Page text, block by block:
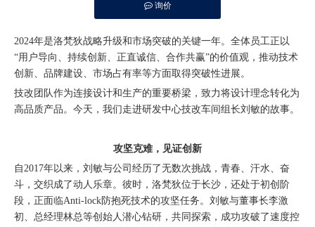
询价
["facebook","twitter","line","wechat","linkedin","pinterest","whatsapp"]
2024年是洛梵狄战略升级和市场突破的关键一年。全体员工正以
“用户导向、持续创新、正直诚信、合作共赢”的价值观，推动技术
创新、品牌建设、市场占有率等方面取得突破性进展。
技改团队作为连接设计和生产的重要桥梁，致力将设计理念转化为
高品质产品。今天，我们走进研发中心技改车间组长刘敏的故事。
攻坚克难，见证创新
自2017年以来，刘敏与公司经历了无数次挑战，青春、汗水、奋
斗，交织成了动人乐章。彼时，洛梵狄位于长沙，还处于初创阶
段，正面临Anti-lock防抱死技术的攻坚任务。刘敏与董事长李激
初、总经理林总等创始人潜心钻研，共同探索，成功攻破了速度控